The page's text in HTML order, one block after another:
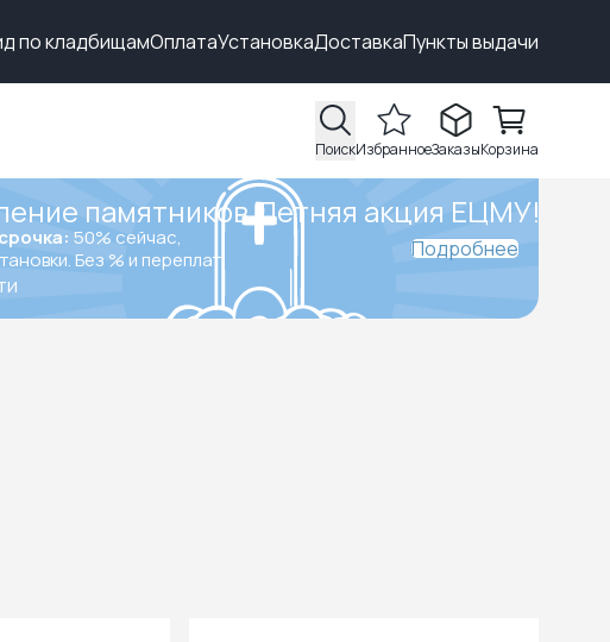
по кладбищамОплатаУстановкаДоставкаПункты выдачи
ПоискИзбранноеЗаказыКорзина
памятников.Летняя акция ЕЦМУ!
50% сейчас,
Без % и переплат.
Подробнее